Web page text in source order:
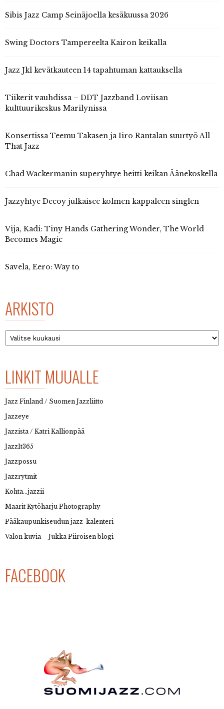
Sibis Jazz Camp Seinäjoella kesäkuussa 2026
Swing Doctors Tampereelta Kairon keikalla
Jazz Jkl kevätkauteen 14 tapahtuman kattauksella
Tiikerit vauhdissa – DDT Jazzband Loviisan
kulttuurikeskus Marilynissa
Konsertissa Teemu Takasen ja Iiro Rantalan suurtyö All
That Jazz
Chad Wackermanin superyhtye heitti keikan Äänekoskella
Jazzyhtye Decoy julkaisee kolmen kappaleen singlen
Vija, Kadi: Tiny Hands Gathering Wonder, The World
Becomes Magic
Savela, Eero: Way to
ARKISTO
Arkisto
LINKIT MUUALLE
Jazz Finland / Suomen Jazzliitto
Jazzeye
Jazzista / Katri Kallionpää
JazzIt365
Jazzpossu
Jazzrytmit
Kohta…jazzii
Maarit Kytöharju Photography
Pääkaupunkiseudun jazz-kalenteri
Valon kuvia – Jukka Piiroisen blogi
FACEBOOK